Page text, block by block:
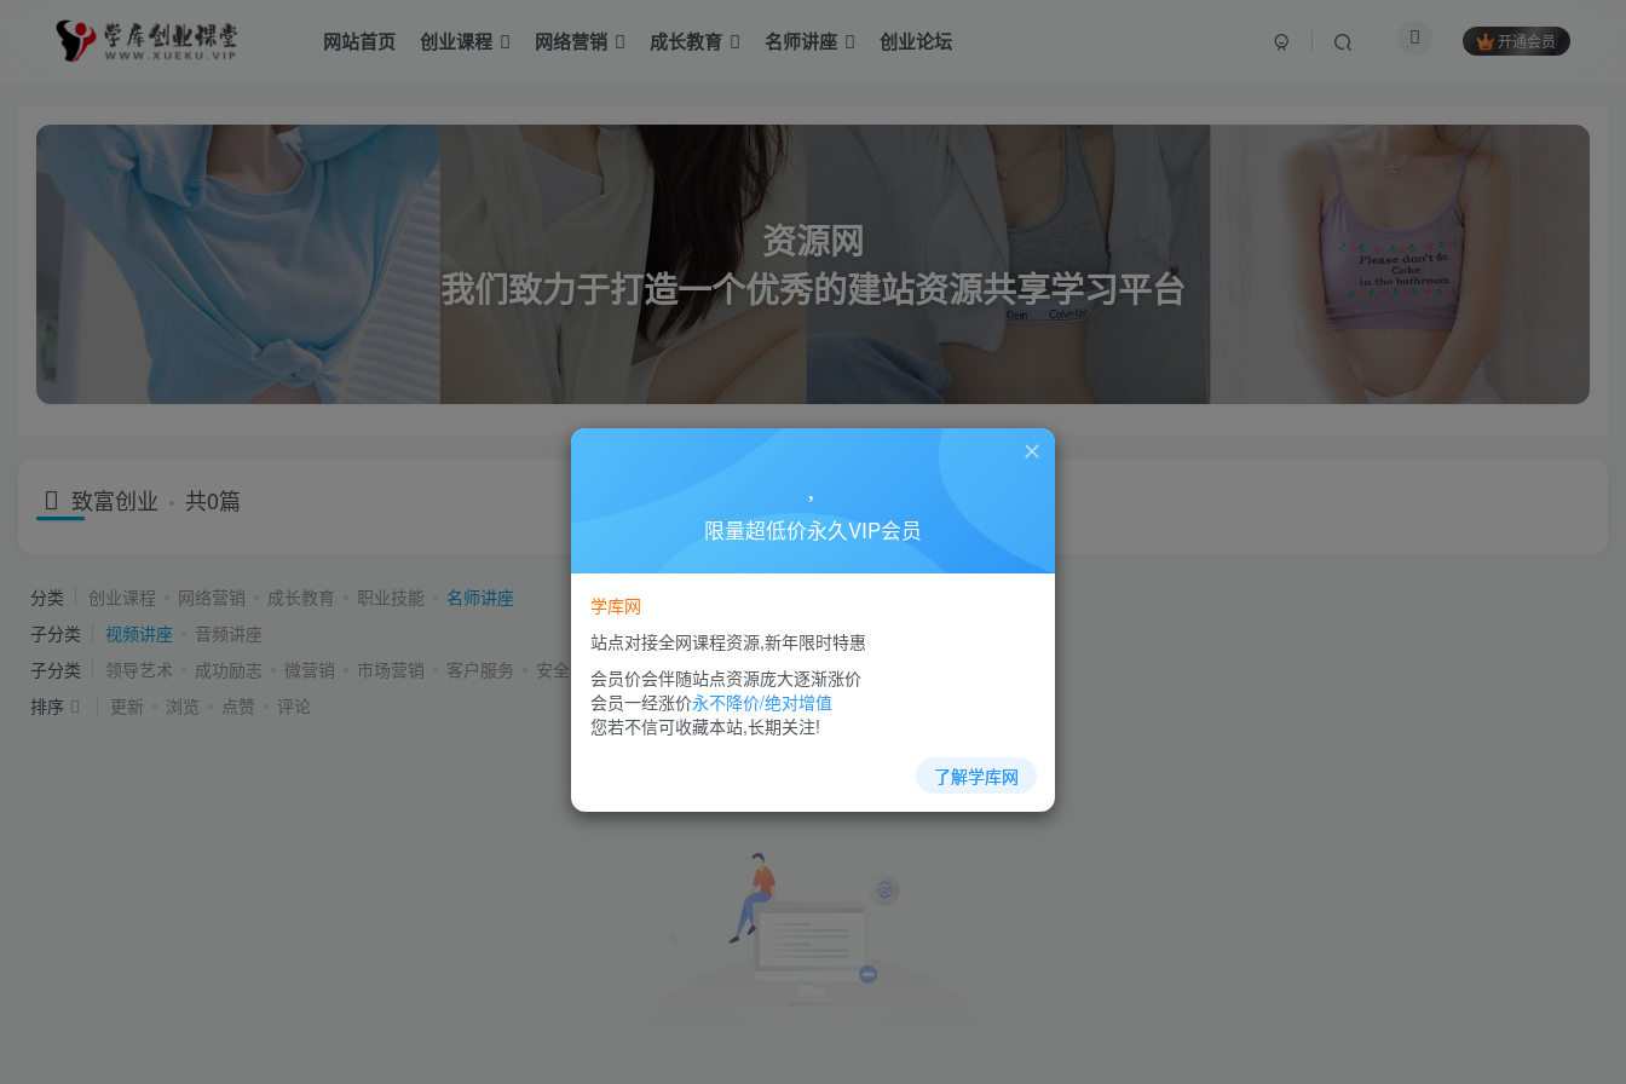
网站首页 创业课程 网络营销 成长教育 名师讲座 创业论坛 开通会员
资源网
我们致力于打造一个优秀的建站资源共享学习平台
致富创业 共0篇
分类 创业课程 网络营销 成长教育 职业技能
名师讲座
子分类
视频讲座
音频讲座
子分类
领导艺术 成功励志 微营销 市场营销 客户服务 安全管理 团队管理 商业模式 品质管理
排序
更新 浏览 点赞 评论
限量超低价永久VIP会员
学库网
站点对接全网课程资源,新年限时特惠
会员价会伴随站点资源庞大逐渐涨价
会员一经涨价永不降价/绝对增值
您若不信可收藏本站,长期关注!
了解学库网